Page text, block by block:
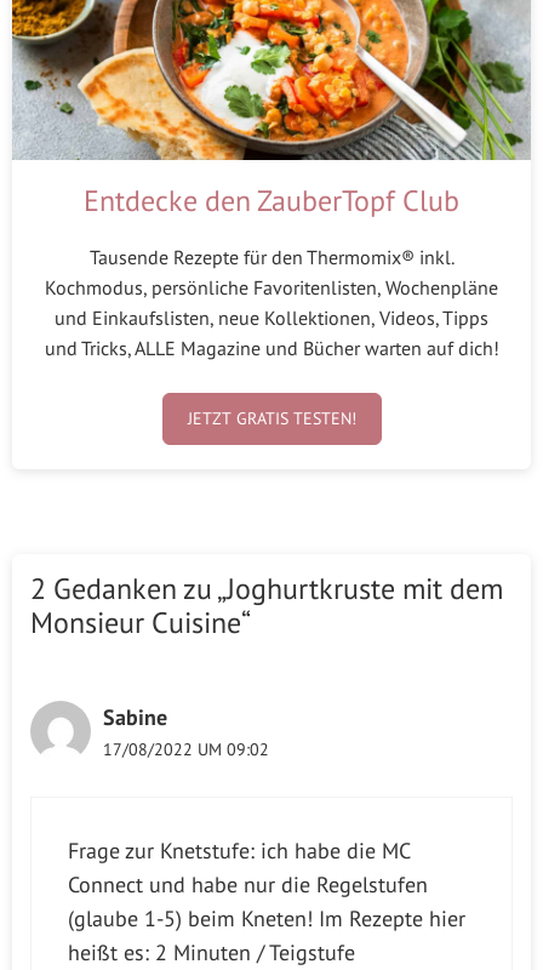
Entdecke den ZauberTopf Club
Tausende Rezepte für den Thermomix® inkl.
Kochmodus, persönliche Favoritenlisten, Wochenpläne
und Einkaufslisten, neue Kollektionen, Videos, Tipps
und Tricks, ALLE Magazine und Bücher warten auf dich!
JETZT GRATIS TESTEN!
2 Gedanken zu „Joghurtkruste mit dem
Monsieur Cuisine“
Sabine
17/08/2022 UM 09:02
Frage zur Knetstufe: ich habe die MC
Connect und habe nur die Regelstufen
(glaube 1-5) beim Kneten! Im Rezepte hier
heißt es: 2 Minuten / Teigstufe